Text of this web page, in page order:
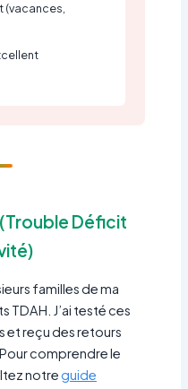
(Trouble Déficit
familles de ma
J’ai testé ces
et reçu des retours
comprendre le
notre guide